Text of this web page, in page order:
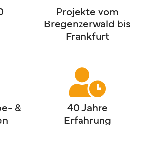
Projekte vom
Bregenzerwald bis
Frankfurt
&
40 Jahre
Erfahrung